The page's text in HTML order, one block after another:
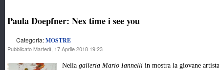
Paula Doepfner: Nex time i see you
Categoria:MOSTRE
Pubblicato Martedì, 17 Aprile 2018 19:23
Nella galleria Mario Iannelli in mostra la giovane